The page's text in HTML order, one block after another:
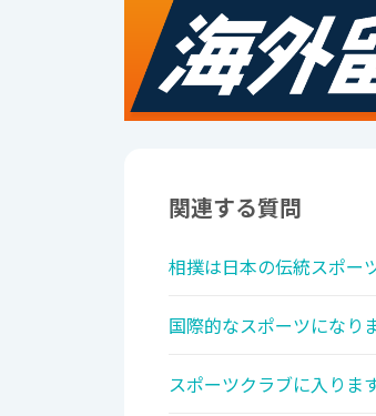
関連する質問
相撲は日本の伝統スポー
国際的なスポーツになり
スポーツクラブに入りま